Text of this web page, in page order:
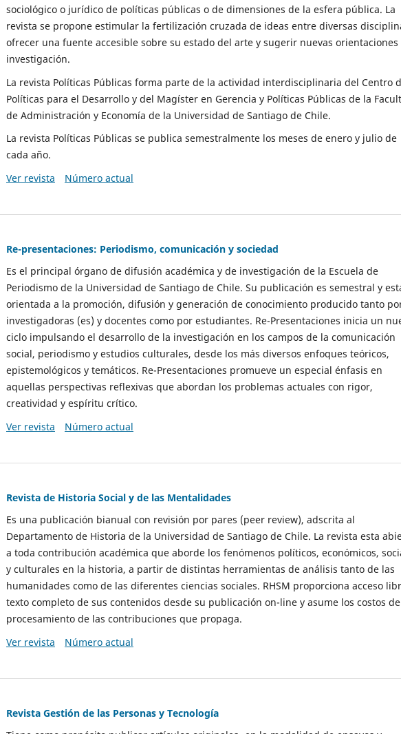
sociológico o jurídico de políticas públicas o de dimensiones de la esfera pública. La
revista se propone estimular la fertilización cruzada de ideas entre diversas
ofrecer una fuente accesible sobre su estado del arte y sugerir nuevas orientaciones
investigación.
La revista Políticas Públicas forma parte de la actividad interdisciplinaria del Centro
Políticas para el Desarrollo y del Magíster en Gerencia y Políticas Públicas de la
de Administración y Economía de la Universidad de Santiago de Chile.
La revista Políticas Públicas se publica semestralmente los meses de enero y julio de
cada año.
Ver revista
Número actual
Re-presentaciones: Periodismo, comunicación y sociedad
Es el principal órgano de difusión académica y de investigación de la Escuela de
Periodismo de la Universidad de Santiago de Chile. Su publicación es semestral y
orientada a la promoción, difusión y generación de conocimiento producido tanto
investigadoras (es) y docentes como por estudiantes. Re-Presentaciones inicia un
ciclo impulsando el desarrollo de la investigación en los campos de la comunicación
social, periodismo y estudios culturales, desde los más diversos enfoques teóricos,
epistemológicos y temáticos. Re-Presentaciones promueve un especial énfasis en
aquellas perspectivas reflexivas que abordan los problemas actuales con rigor,
creatividad y espíritu crítico.
Ver revista
Número actual
Revista de Historia Social y de las Mentalidades
Es una publicación bianual con revisión por pares (peer review), adscrita al
Departamento de Historia de la Universidad de Santiago de Chile. La revista esta
a toda contribución académica que aborde los fenómenos políticos, económicos,
y culturales en la historia, a partir de distintas herramientas de análisis tanto de las
humanidades como de las diferentes ciencias sociales. RHSM proporciona acceso
texto completo de sus contenidos desde su publicación on-line y asume los costos de
procesamiento de las contribuciones que propaga.
Ver revista
Número actual
Revista Gestión de las Personas y Tecnología